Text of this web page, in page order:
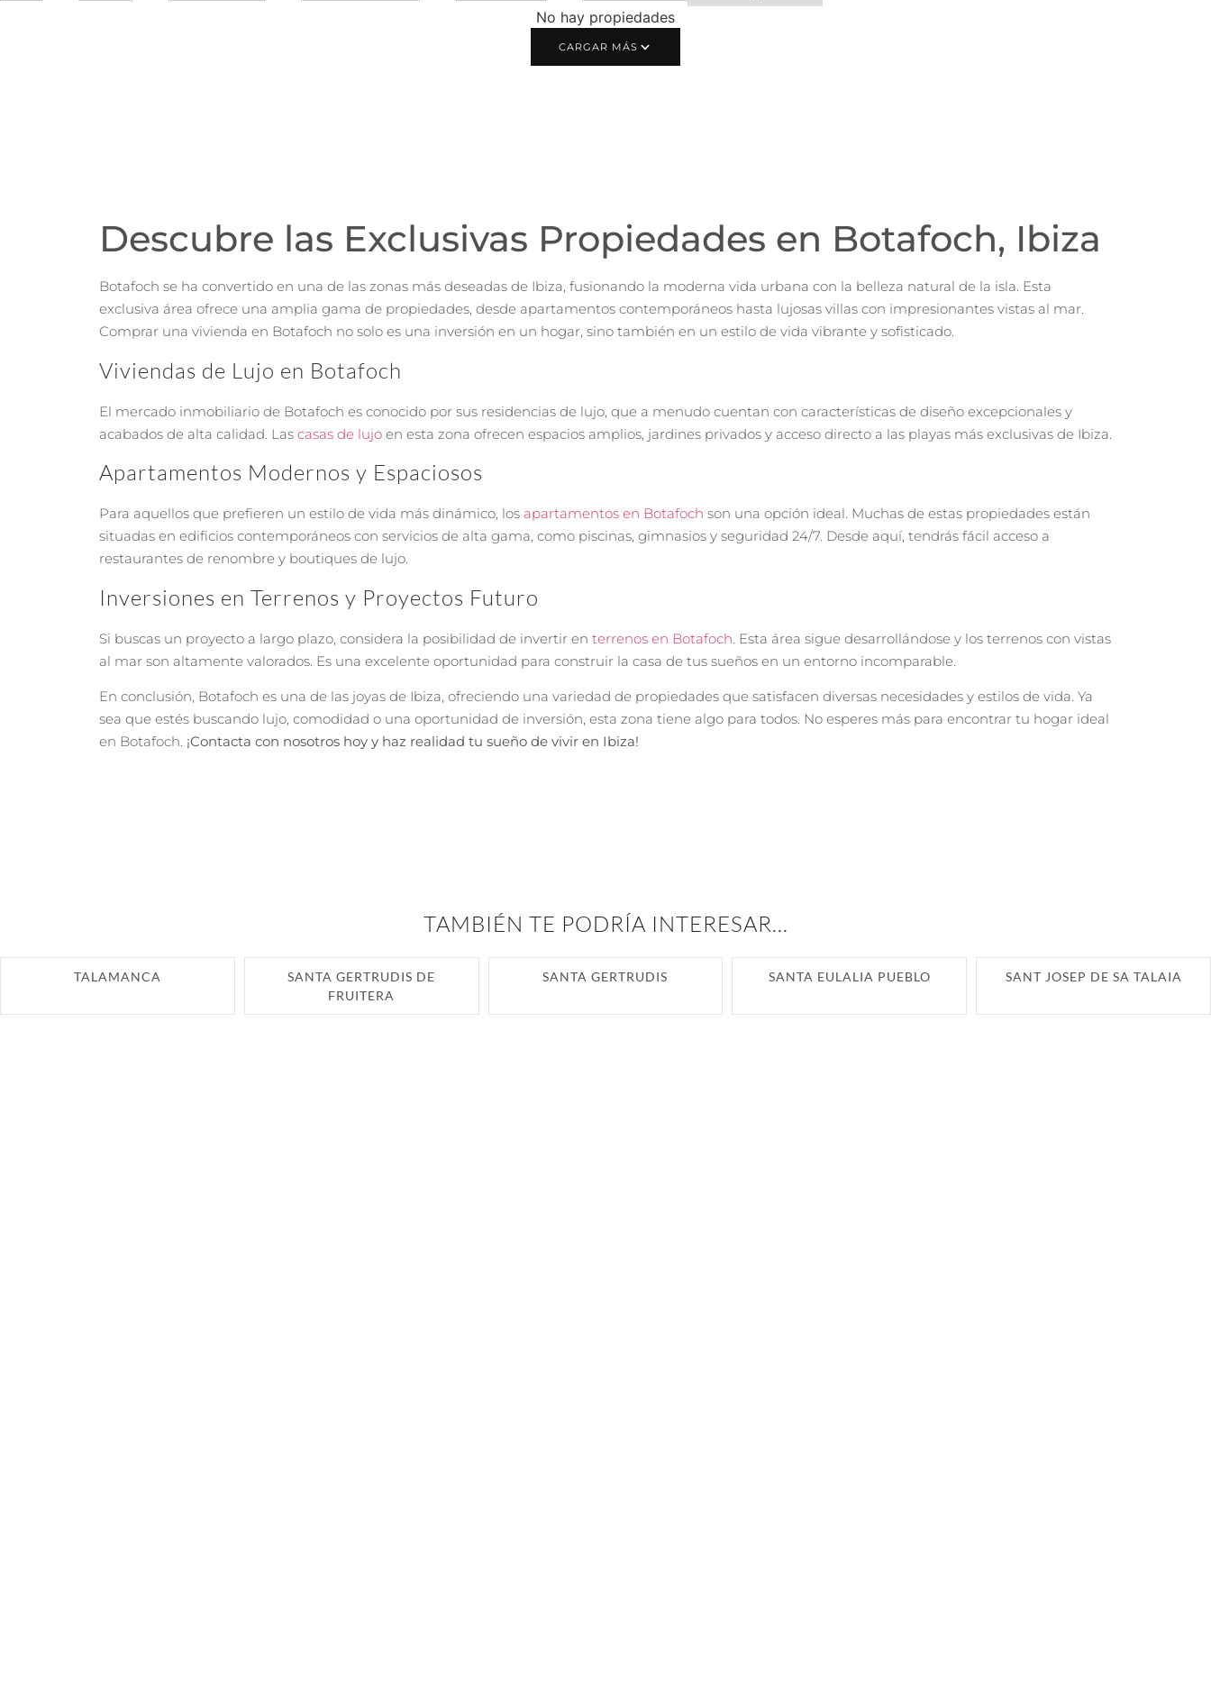
No hay propiedades
CARGAR MÁS
Descubre las Exclusivas Propiedades en Botafoch, Ibiza
Botafoch se ha convertido en una de las zonas más deseadas de Ibiza, fusionando la moderna vida urbana con la belleza natural de la isla. Esta
exclusiva área ofrece una amplia gama de propiedades, desde apartamentos contemporáneos hasta lujosas villas con impresionantes vistas al mar.
Comprar una vivienda en Botafoch no solo es una inversión en un hogar, sino también en un estilo de vida vibrante y sofisticado.
Viviendas de Lujo en Botafoch
El mercado inmobiliario de Botafoch es conocido por sus residencias de lujo, que a menudo cuentan con características de diseño excepcionales y
acabados de alta calidad. Las casas de lujo en esta zona ofrecen espacios amplios, jardines privados y acceso directo a las playas más exclusivas de Ibiza.
Apartamentos Modernos y Espaciosos
Para aquellos que prefieren un estilo de vida más dinámico, los apartamentos en Botafoch son una opción ideal. Muchas de estas propiedades están
situadas en edificios contemporáneos con servicios de alta gama, como piscinas, gimnasios y seguridad 24/7. Desde aquí, tendrás fácil acceso a
restaurantes de renombre y boutiques de lujo.
Inversiones en Terrenos y Proyectos Futuro
Si buscas un proyecto a largo plazo, considera la posibilidad de invertir en terrenos en Botafoch . Esta área sigue desarrollándose y los terrenos con vistas
al mar son altamente valorados. Es una excelente oportunidad para construir la casa de tus sueños en un entorno incomparable.
En conclusión, Botafoch es una de las joyas de Ibiza, ofreciendo una variedad de propiedades que satisfacen diversas necesidades y estilos de vida. Ya
sea que estés buscando lujo, comodidad o una oportunidad de inversión, esta zona tiene algo para todos. No esperes más para encontrar tu hogar ideal
en Botafoch. ¡Contacta con nosotros hoy y haz realidad tu sueño de vivir en Ibiza!
TAMBIÉN TE PODRÍA INTERESAR...
TALAMANCA
SANTA GERTRUDIS DE
FRUITERA
SANTA GERTRUDIS SANTA EULALIA PUEBLO SANT JOSEP DE SA TALAIA